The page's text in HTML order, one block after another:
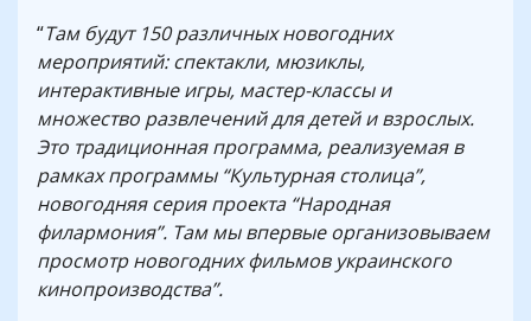
“Там будут 150 различных новогодних
мероприятий: спектакли, мюзиклы,
интерактивные игры, мастер-классы и
множество развлечений для детей и взрослых.
Это традиционная программа, реализуемая в
рамках программы “Культурная столица”,
новогодняя серия проекта “Народная
филармония”. Там мы впервые организовываем
просмотр новогодних фильмов украинского
кинопроизводства”.